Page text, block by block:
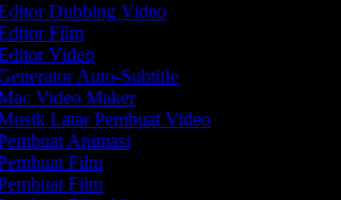
Dubbing Video
Film
Video
Auto-Subtitle
Video Maker
Latar Pembuat Video
Animasi
Film
Film